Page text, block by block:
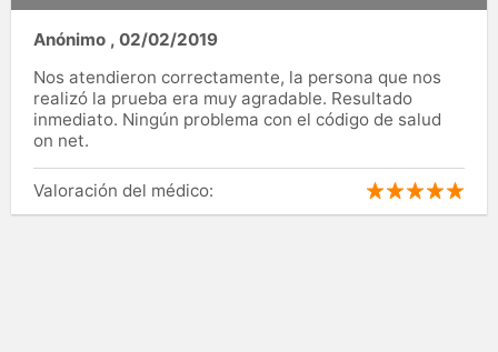
Anónimo , 02/02/2019
Nos atendieron correctamente, la persona que nos
realizó la prueba era muy agradable. Resultado
inmediato. Ningún problema con el código de salud
on net.
Valoración del médico: